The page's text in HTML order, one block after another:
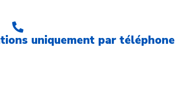
uniquement par téléphone